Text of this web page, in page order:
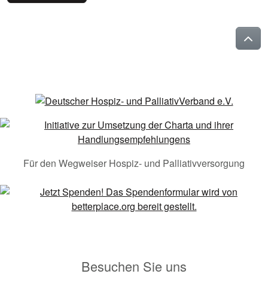
Für den Wegweiser Hospiz- und Palliativversorgung
Besuchen Sie uns